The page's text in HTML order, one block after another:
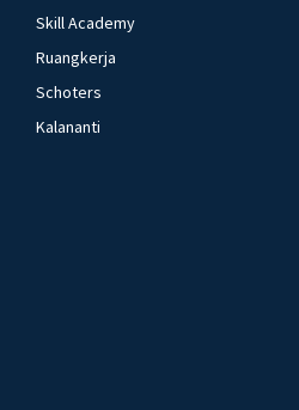
Skill Academy
Ruangkerja
Schoters
Kalananti